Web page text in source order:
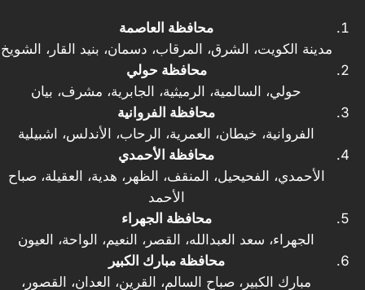
محافظة العاصمة
مدينة الكويت، الشرق، المرقاب، دسمان، بنيد القار، الشويخ
محافظة حولي
حولي، السالمية، الرميثية، الجابرية، مشرف، بيان
محافظة الفروانية
الفروانية، خيطان، العمرية، الرحاب، الأندلس، اشبيلية
محافظة الأحمدي
الأحمدي، الفحيحيل، المنقف، الظهر، هدية، العقيلة، صباح
الأحمد
محافظة الجهراء
الجهراء، سعد العبدالله، القصر، النعيم، الواحة، العيون
محافظة مبارك الكبير
مبارك الكبير، صباح السالم، القرين، العدان، القصور،